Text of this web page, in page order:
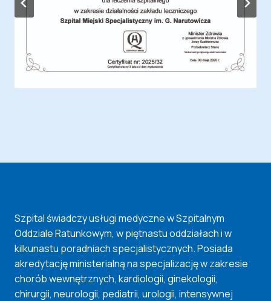
Szpital świadczy usługi medyczne w Szpitalnym
Oddziale Ratunkowym, w piętnastu oddziałach i w
kilkunastu poradniach specjalistycznych. Posiada
akredytację ministerialną na specjalizację w zakresie
chorób wewnętrznych, kardiologii, ginekologii,
chirurgii, neurologii, pediatrii, urologii, intensywnej